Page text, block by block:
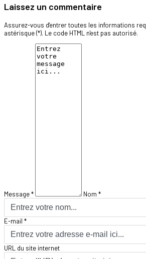
Laissez un commentaire
Assurez-vous d'entrer toutes les informations
astérisque (*). Le code HTML n'est pas autorisé.
Message * Nom *
E-mail *
URL du site internet